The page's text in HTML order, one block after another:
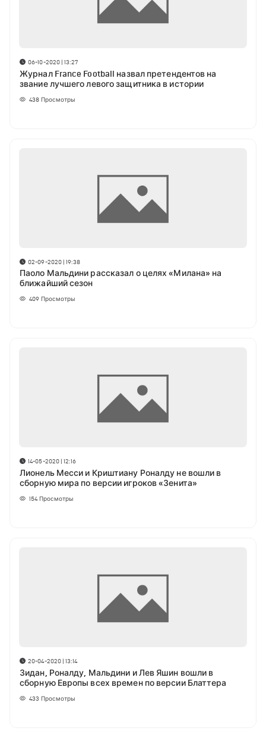
06-10-2020 | 13:27
Журнал France Football назвал претендентов на
звание лучшего левого защитника в истории
438 Просмотры
02-09-2020 | 19:38
Паоло Мальдини рассказал о целях «Милана» на
ближайший сезон
409 Просмотры
14-05-2020 | 12:16
Лионель Месси и Криштиану Роналду не вошли в
сборную мира по версии игроков «Зенита»
154 Просмотры
20-04-2020 | 13:14
Зидан, Роналду, Мальдини и Лев Яшин вошли в
сборную Европы всех времен по версии Блаттера
433 Просмотры